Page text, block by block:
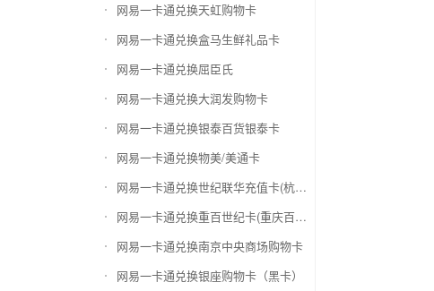
网易一卡通兑换天虹购物卡
网易一卡通兑换盒马生鲜礼品卡
网易一卡通兑换屈臣氏
网易一卡通兑换大润发购物卡
网易一卡通兑换银泰百货银泰卡
网易一卡通兑换物美/美通卡
网易一卡通兑换世纪联华充值卡(杭州联华)
网易一卡通兑换重百世纪卡(重庆百货)
网易一卡通兑换南京中央商场购物卡
网易一卡通兑换银座购物卡（黑卡）